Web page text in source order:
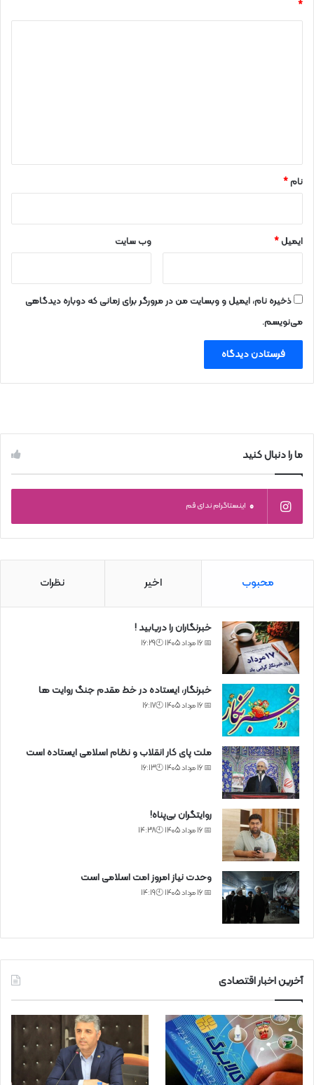
*
نام*
ایمیل* وب‌ سایت
ذخیره نام، ایمیل و وبسایت من در مرورگر برای زمانی که دوباره دیدگاهی
می‌نویسم.
ما را دنبال کنید
0 اینستاگرام ندای قم
محبوب اخیر نظرات
خبرنگاران را دریابید !
📅 16 مرداد 1405 🕙16:29
خبرنگار، ایستاده در خط مقدم جنگ روایت ها
📅 16 مرداد 1405 🕙16:17
ملت پای کار انقلاب و نظام اسلامی ایستاده است
📅 16 مرداد 1405 🕙16:13
روایتگران بی‌پناه!
📅 16 مرداد 1405 🕙14:38
وحدت نیاز امروز امت اسلامی است
📅 16 مرداد 1405 🕙14:19
آخرین اخبار اقتصادی